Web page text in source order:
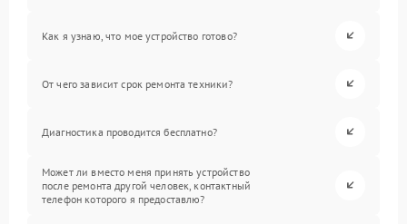
Как я узнаю, что мое устройство готово?
От чего зависит срок ремонта техники?
Диагностика проводится бесплатно?
Может ли вместо меня принять устройство
после ремонта другой человек, контактный
телефон которого я предоставлю?